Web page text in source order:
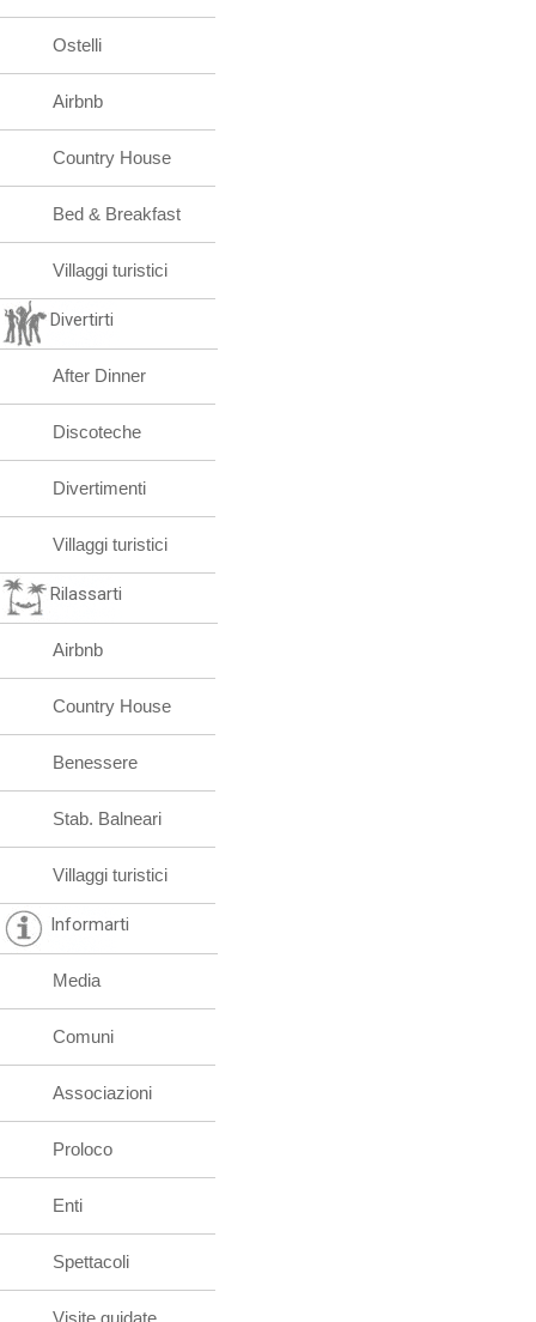
Ostelli
Airbnb
Country House
Bed & Breakfast
Villaggi turistici
Divertirti
After Dinner
Discoteche
Divertimenti
Villaggi turistici
Rilassarti
Airbnb
Country House
Benessere
Stab. Balneari
Villaggi turistici
Informarti
Media
Comuni
Associazioni
Proloco
Enti
Spettacoli
Visite guidate